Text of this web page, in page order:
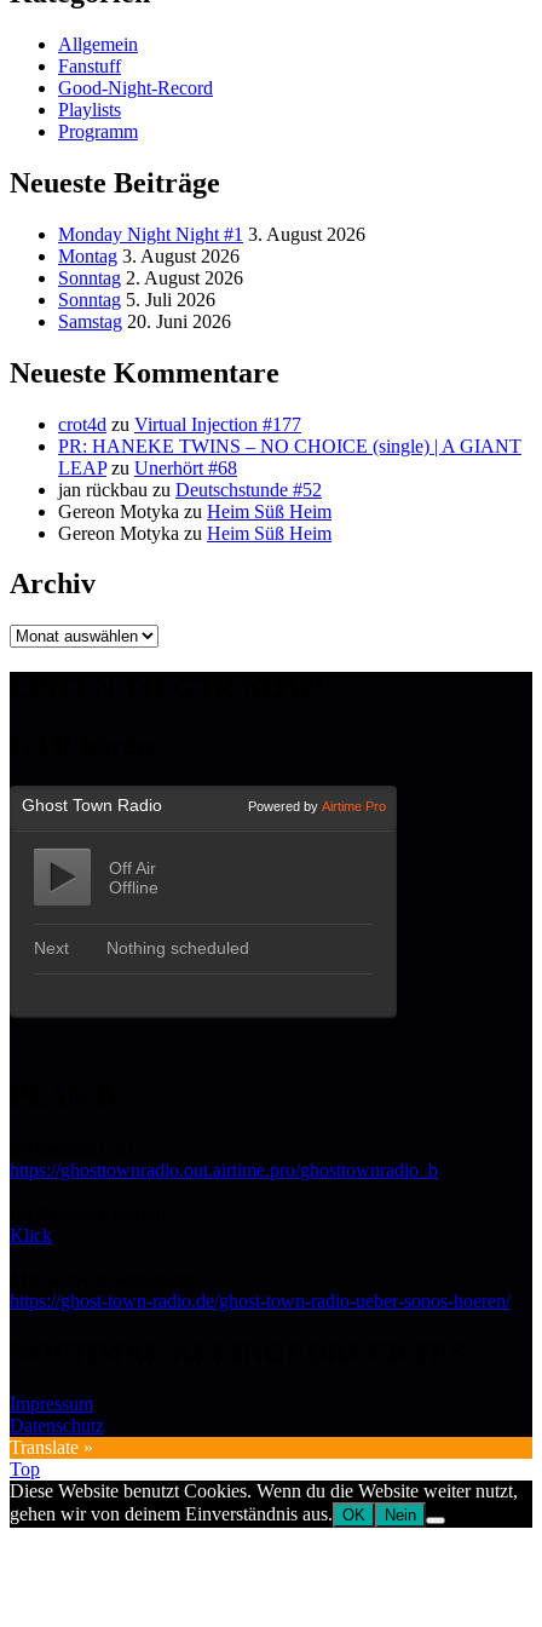
Allgemein
Fanstuff
Good-Night-Record
Playlists
Programm
Neueste Beiträge
Monday Night Night #1 3. August 2026
Montag 3. August 2026
Sonntag 2. August 2026
Sonntag 5. Juli 2026
Samstag 20. Juni 2026
Neueste Kommentare
crot4d zu Virtual Injection #177
PR: HANEKE TWINS – NO CHOICE (single) | A GIANT
LEAPzu Unerhört #68
jan rückbau zu Deutschstunde #52
Gereon Motyka zu Heim Süß Heim
Gereon Motyka zu Heim Süß Heim
Archiv
Archiv
https://ghosttownradio.out.airtime.pro/ghosttownradio_b
Klick
https://ghost-town-radio.de/ghost-town-radio-ueber-sonos-hoeren/
Impressum
Datenschutz
Translate »
Top
Diese Website benutzt Cookies. Wenn du die Website weiter nutzt,
gehen wir von deinem Einverständnis aus. OK Nein